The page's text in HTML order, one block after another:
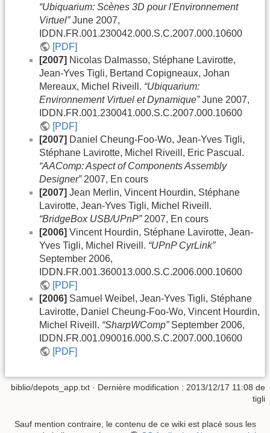
“Ubiquarium: Scènes 3D pour l'Environnement
Virtuel”June 2007,
IDDN.FR.001.230042.000.S.C.2007.000.10600
[PDF]
[2007] Nicolas Dalmasso, Stéphane Lavirotte,
Jean-Yves Tigli, Bertand Copigneaux, Johan
Mereaux, Michel Riveill. “Ubiquarium:
Environnement Virtuel et Dynamique”June 2007,
IDDN.FR.001.230041.000.S.C.2007.000.10600
[PDF]
[2007] Daniel Cheung-Foo-Wo, Jean-Yves Tigli,
Stéphane Lavirotte, Michel Riveill, Eric Pascual.
“AAComp: Aspect of Components Assembly
Designer”2007, En cours
[2007] Jean Merlin, Vincent Hourdin, Stéphane
Lavirotte, Jean-Yves Tigli, Michel Riveill.
“BridgeBox USB/UPnP”2007, En cours
[2006] Vincent Hourdin, Stéphane Lavirotte, Jean-
Yves Tigli, Michel Riveill. “UPnP CyrLink”
September 2006,
IDDN.FR.001.360013.000.S.C.2006.000.10600
[PDF]
[2006] Samuel Weibel, Jean-Yves Tigli, Stéphane
Lavirotte, Daniel Cheung-Foo-Wo, Vincent Hourdin,
Michel Riveill. “SharpWComp”September 2006,
IDDN.FR.001.090016.000.S.C.2007.000.10600
[PDF]
biblio/depots_app.txt · Dernière modification : 2013/12/17 11:08 de
tigli
Sauf mention contraire, le contenu de ce wiki est placé sous les